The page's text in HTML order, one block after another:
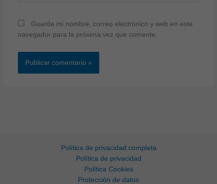
Guarda mi nombre, correo electrónico y web en este
navegador para la próxima vez que comente.
Política de privacidad completa
Política de privacidad
Política Cookies
Protección de datos